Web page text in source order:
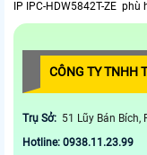
IP IPC-HDW5842T-ZE
CÔNG TY TNHH
Trụ Sở: 51 Lũy Bán Bích,
Hotline: 0938.11.23.99